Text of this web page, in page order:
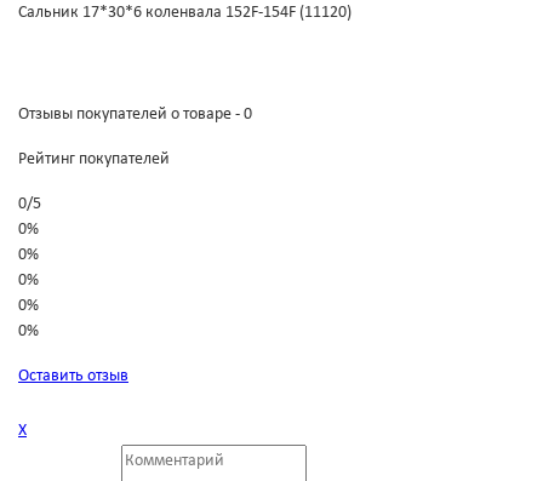
Сальник 17*30*6 коленвала 152F-154F (11120)
Отзывы покупателей о товаре - 0
Рейтинг покупателей
0/5
0%
0%
0%
0%
0%
Оставить отзыв
Х